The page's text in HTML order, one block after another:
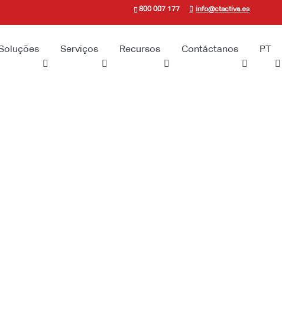
800 007 177 info@ctactiva.es
Serviços Recursos Contáctanos PT